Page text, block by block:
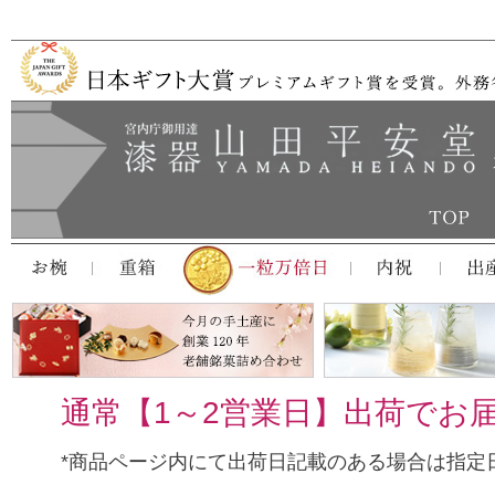
通常【1～2営業日】出荷でお
*商品ページ内にて出荷日記載のある場合は指定